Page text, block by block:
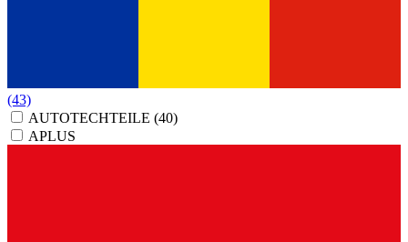
(43)
AUTOTECHTEILE (40)
APLUS